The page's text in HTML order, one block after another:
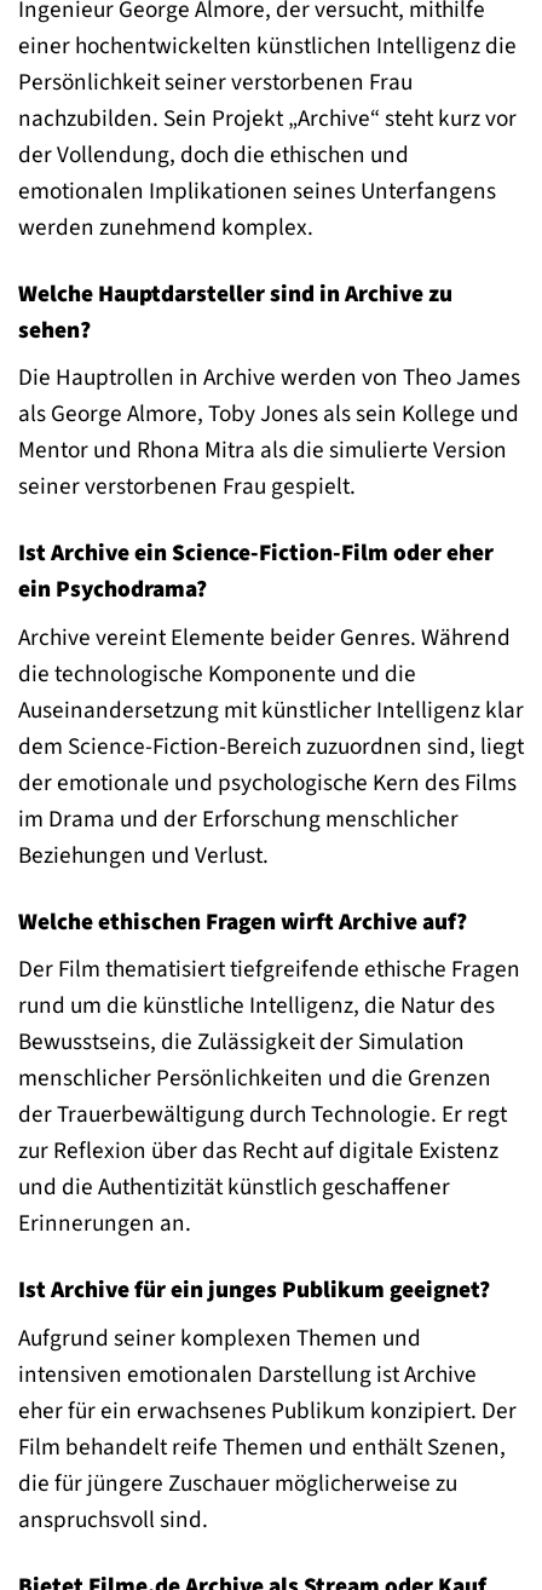
Ingenieur George Almore, der versucht, mithilfe
einer hochentwickelten künstlichen Intelligenz die
Persönlichkeit seiner verstorbenen Frau
nachzubilden. Sein Projekt „Archive“ steht kurz vor
der Vollendung, doch die ethischen und
emotionalen Implikationen seines Unterfangens
werden zunehmend komplex.
Welche Hauptdarsteller sind in Archive zu
sehen?
Die Hauptrollen in Archive werden von Theo James
als George Almore, Toby Jones als sein Kollege und
Mentor und Rhona Mitra als die simulierte Version
seiner verstorbenen Frau gespielt.
Ist Archive ein Science-Fiction-Film oder eher
ein Psychodrama?
Archive vereint Elemente beider Genres. Während
die technologische Komponente und die
Auseinandersetzung mit künstlicher Intelligenz klar
dem Science-Fiction-Bereich zuzuordnen sind, liegt
der emotionale und psychologische Kern des Films
im Drama und der Erforschung menschlicher
Beziehungen und Verlust.
Welche ethischen Fragen wirft Archive auf?
Der Film thematisiert tiefgreifende ethische Fragen
rund um die künstliche Intelligenz, die Natur des
Bewusstseins, die Zulässigkeit der Simulation
menschlicher Persönlichkeiten und die Grenzen
der Trauerbewältigung durch Technologie. Er regt
zur Reflexion über das Recht auf digitale Existenz
und die Authentizität künstlich geschaffener
Erinnerungen an.
Ist Archive für ein junges Publikum geeignet?
Aufgrund seiner komplexen Themen und
intensiven emotionalen Darstellung ist Archive
eher für ein erwachsenes Publikum konzipiert. Der
Film behandelt reife Themen und enthält Szenen,
die für jüngere Zuschauer möglicherweise zu
anspruchsvoll sind.